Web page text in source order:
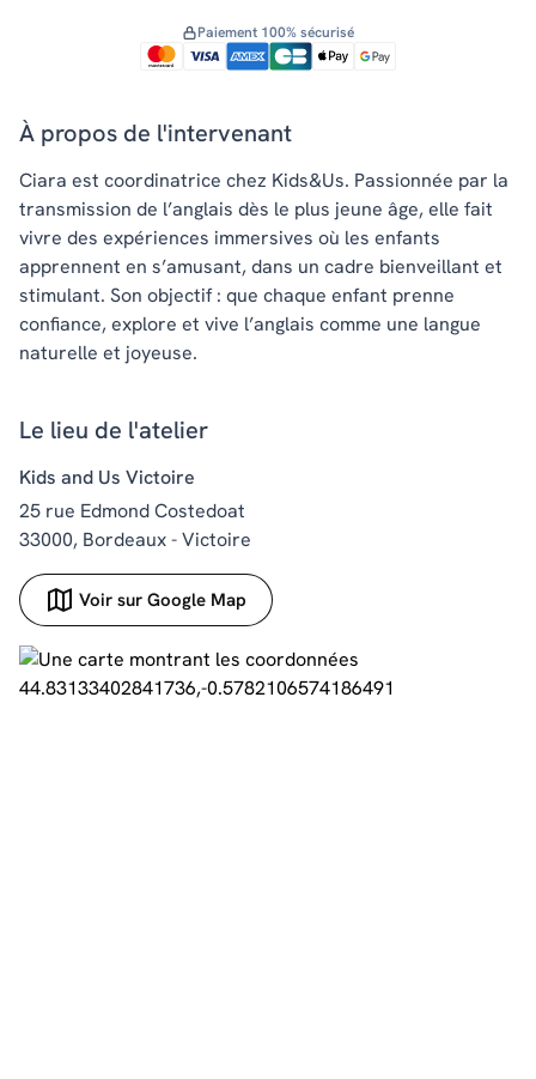
Paiement 100% sécurisé
À propos de l'intervenant
Ciara est coordinatrice chez Kids&Us. Passionnée par la
transmission de l’anglais dès le plus jeune âge, elle fait
vivre des expériences immersives où les enfants
apprennent en s’amusant, dans un cadre bienveillant et
stimulant. Son objectif : que chaque enfant prenne
confiance, explore et vive l’anglais comme une langue
naturelle et joyeuse.
Le lieu de l'atelier
Kids and Us Victoire
25 rue Edmond Costedoat
33000, Bordeaux - Victoire
Voir sur Google Map